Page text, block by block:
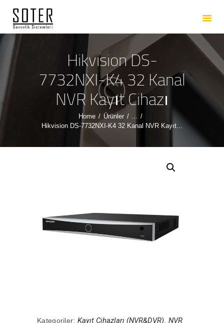
Hikvision DS-
7732NXI-K4 32 Kanal
NVR Kayıt Cihazı
Home Ürünler
...
Hikvision DS-7732NXI-K4 32 Kanal NVR Kayıt...
ANASAYFA
HAKKIMIZDA
HIZMETLERIMIZ
ÜRÜNLERIMIZ
REFERANSLARIMIZ
İLETIŞIM
Kategoriler: Kayıt Cihazları (NVR&DVR) NVR